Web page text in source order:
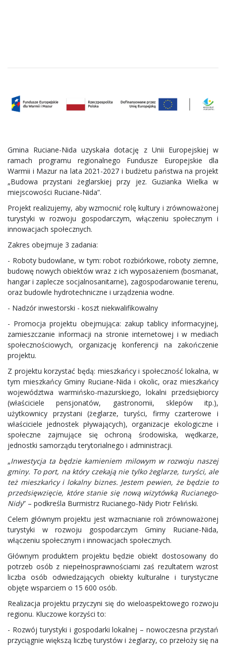
Gmina Ruciane-Nida uzyskała dotację z Unii Europejskiej w
ramach programu regionalnego Fundusze Europejskie dla
Warmii i Mazur na lata 2021-2027 i budżetu państwa na projekt
„Budowa przystani żeglarskiej przy jez. Guzianka Wielka w
miejscowości Ruciane-Nida”.
Projekt realizujemy, aby wzmocnić rolę kultury i zrównoważonej
turystyki w rozwoju gospodarczym, włączeniu społecznym i
innowacjach społecznych.
Zakres obejmuje 3 zadania:
- Roboty budowlane, w tym: robot rozbiórkowe, roboty ziemne,
budowę nowych obiektów wraz z ich wyposażeniem (bosmanat,
hangar i zaplecze socjalnosanitarne), zagospodarowanie terenu,
oraz budowle hydrotechniczne i urządzenia wodne.
- Nadzór inwestorski - koszt niekwalifikowalny
- Promocja projektu obejmująca: zakup tablicy informacyjnej,
zamieszczanie informacji na stronie internetowej i w mediach
społecznościowych, organizację konferencji na zakończenie
projektu.
Z projektu korzystać będą: mieszkańcy i społeczność lokalna, w
tym mieszkańcy Gminy Ruciane-Nida i okolic, oraz mieszkańcy
województwa warmińsko-mazurskiego, lokalni przedsiębiorcy
(właściciele pensjonatów, gastronomii, sklepów itp.),
użytkownicy przystani (żeglarze, turyści, firmy czarterowe i
właściciele jednostek pływających), organizacje ekologiczne i
społeczne zajmujące się ochroną środowiska, wędkarze,
jednostki samorządu terytorialnego i administracji.
„Inwestycja ta będzie kamieniem milowym w rozwoju naszej
gminy. To port, na który czekają nie tylko żeglarze, turyści, ale
też mieszkańcy i lokalny biznes. Jestem pewien, że będzie to
przedsięwzięcie, które stanie się nową wizytówką Rucianego-
Nidy” – podkreśla Burmistrz Rucianego-Nidy Piotr Feliński.
Celem głównym projektu jest wzmacnianie roli zrównoważonej
turystyki w rozwoju gospodarczym Gminy Ruciane-Nida,
włączeniu społecznym i innowacjach społecznych.
Głównym produktem projektu będzie obiekt dostosowany do
potrzeb osób z niepełnosprawnościami zaś rezultatem wzrost
liczba osób odwiedzających obiekty kulturalne i turystyczne
objęte wsparciem o 15 600 osób.
Realizacja projektu przyczyni się do wieloaspektowego rozwoju
regionu. Kluczowe korzyści to:
- Rozwój turystyki i gospodarki lokalnej – nowoczesna przystań
przyciągnie większą liczbę turystów i żeglarzy, co przełoży się na